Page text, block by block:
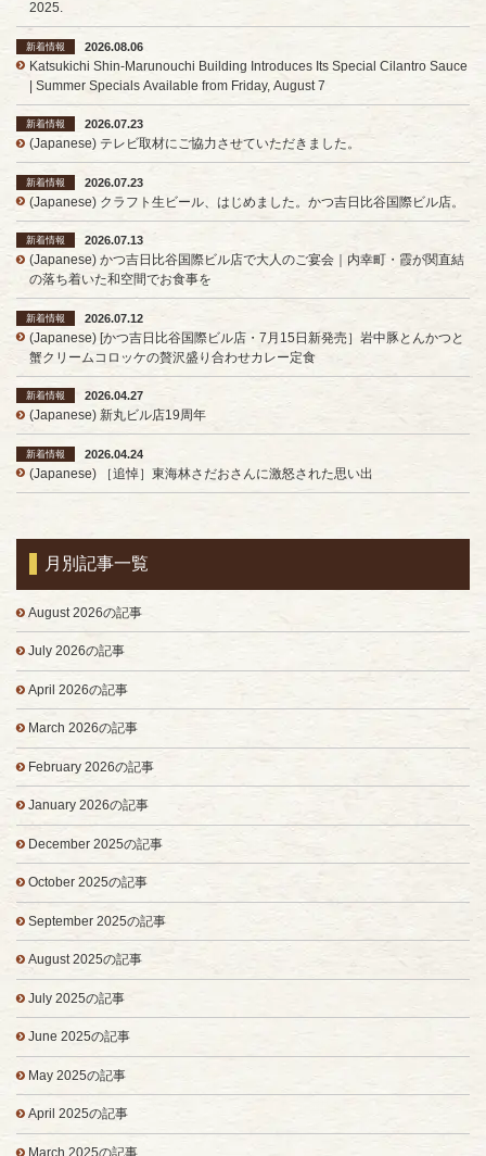
2025.
新着情報
2026.08.06
Katsukichi Shin-Marunouchi Building Introduces Its Special Cilantro Sauce
| Summer Specials Available from Friday, August 7
新着情報
2026.07.23
(Japanese) テレビ取材にご協力させていただきました。
新着情報
2026.07.23
(Japanese) クラフト生ビール、はじめました。かつ吉日比谷国際ビル店。
新着情報
2026.07.13
(Japanese) かつ吉日比谷国際ビル店で大人のご宴会｜内幸町・霞が関直結
の落ち着いた和空間でお食事を
新着情報
2026.07.12
(Japanese) [かつ吉日比谷国際ビル店・7月15日新発売］岩中豚とんかつと
蟹クリームコロッケの贅沢盛り合わせカレー定食
新着情報
2026.04.27
(Japanese) 新丸ビル店19周年
新着情報
2026.04.24
(Japanese) ［追悼］東海林さだおさんに激怒された思い出
月別記事一覧
August 2026の記事
July 2026の記事
April 2026の記事
March 2026の記事
February 2026の記事
January 2026の記事
December 2025の記事
October 2025の記事
September 2025の記事
August 2025の記事
July 2025の記事
June 2025の記事
May 2025の記事
April 2025の記事
March 2025の記事